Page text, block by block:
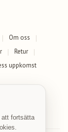
Om oss
Retur
uppkomst
att fortsätta